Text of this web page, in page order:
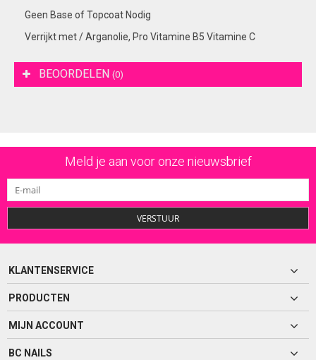
Geen Base of Topcoat Nodig
Verrijkt met / Arganolie, Pro Vitamine B5 Vitamine C
BEOORDELEN (0)
Meld je aan voor onze nieuwsbrief
VERSTUUR
KLANTENSERVICE
PRODUCTEN
MIJN ACCOUNT
BC NAILS